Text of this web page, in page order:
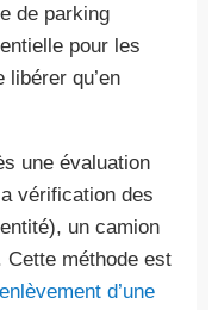
de parking
pour les
qu’en
une évaluation
vérification des
un camion
Cette méthode est
d’une